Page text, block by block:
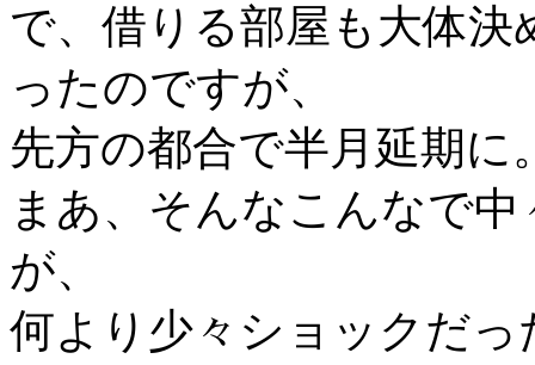
で、借りる部屋も大体
ったのですが、
先方の都合で半月延期に
まあ、そんなこんなで
が、
何より少々ショックだ